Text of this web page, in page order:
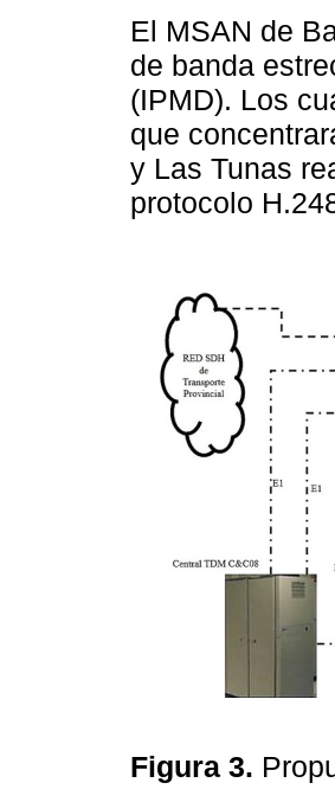
El MSAN de
de banda
(IPMD). Los
que
y Las Tunas
protocolo
Figura 3.